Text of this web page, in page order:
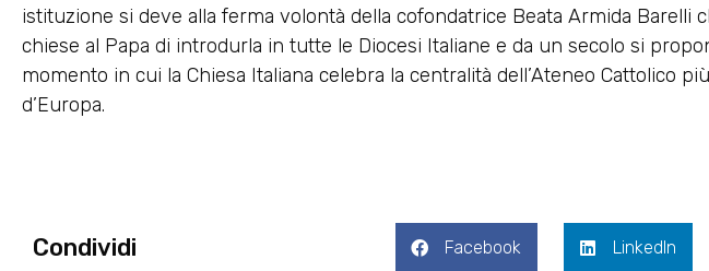
istituzione si deve alla ferma volontà della cofondatrice Beata Armida Barelli
chiese al Papa di introdurla in tutte le Diocesi Italiane e da un secolo si
momento in cui la Chiesa Italiana celebra la centralità dell’Ateneo Cattolico
d’Europa.
Condividi Facebook LinkedIn